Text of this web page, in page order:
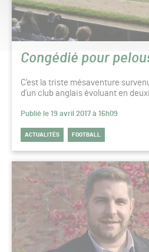
Congédié pour
C’est la triste mésaventure
d’un club anglais évoluant en
Publié le 19 avril 2017 à 16h09
ACTUALITÉS FOOTBALL